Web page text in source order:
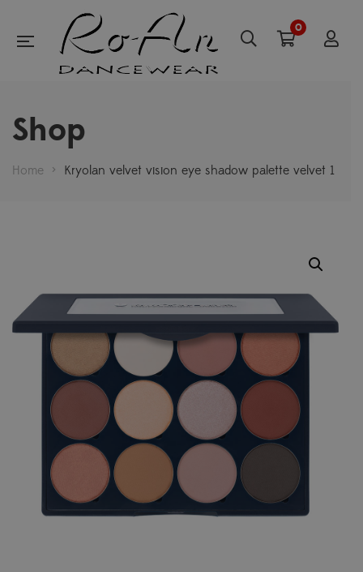
0
Shop
Home > Kryolan velvet vision eye shadow palette velvet 1